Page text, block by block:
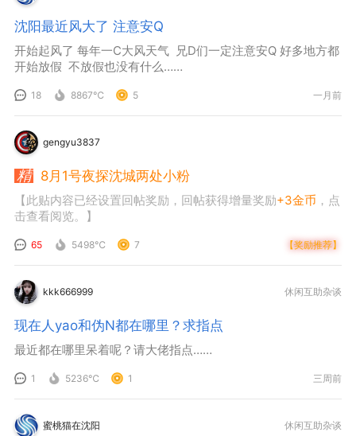
沈阳最近风大了 注意安Q
开始起风了 每年一C大风天气 兄D们一定注意安Q 好多地方都
开始放假 不放假也没有什么……
18 8867℃ 5 一月前
gengyu3837
8月1号夜探沈城两处小粉
【此贴内容已经设置回帖奖励，回帖获得增量奖励+3金币 ，点
击查看阅览。】
65 5498℃ 7 【奖励推荐】
kkk666999 休闲互助杂谈
现在人yao和伪N都在哪里？求指点
最近都在哪里呆着呢？请大佬指点……
1 5236℃ 1 三周前
蜜桃猫在沈阳 休闲互助杂谈